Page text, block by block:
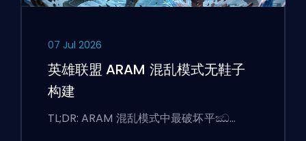
07 Jul 2026
英雄联盟 ARAM 混乱模式无鞋子
构建
TL;DR: ARAM 混乱模式中最破坏平ඣ…